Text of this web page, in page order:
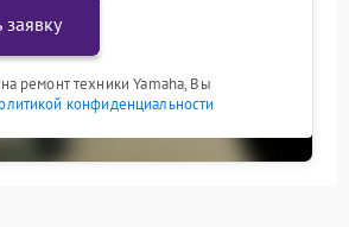
заявку
ремонт техники Yamaha, Вы
конфиденциальности